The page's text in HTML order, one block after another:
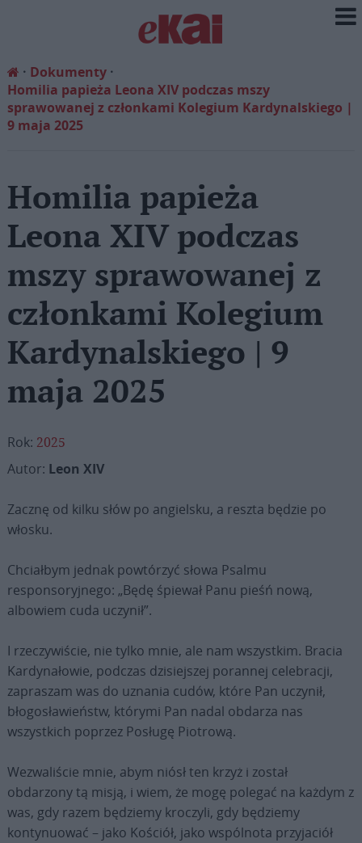
Dokumenty
Homilia papieża Leona XIV podczas mszy
sprawowanej z członkami Kolegium Kardynalskiego |
9 maja 2025
Homilia papieża
Leona XIV podczas
mszy sprawowanej z
członkami Kolegium
Kardynalskiego | 9
maja 2025
Rok: 2025
Autor: Leon XIV
Zacznę od kilku słów po angielsku, a reszta będzie po
włosku.
Chciałbym jednak powtórzyć słowa Psalmu
responsoryjnego: „Będę śpiewał Panu pieśń nową,
albowiem cuda uczynił”.
I rzeczywiście, nie tylko mnie, ale nam wszystkim. Bracia
Kardynałowie, podczas dzisiejszej porannej celebracji,
zapraszam was do uznania cudów, które Pan uczynił,
błogosławieństw, którymi Pan nadal obdarza nas
wszystkich poprzez Posługę Piotrową.
Wezwaliście mnie, abym niósł ten krzyż i został
obdarzony tą misją, i wiem, że mogę polegać na każdym z
was, gdy razem będziemy kroczyli, gdy będziemy
kontynuować – jako Kościół, jako wspólnota przyjaciół